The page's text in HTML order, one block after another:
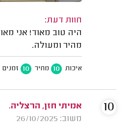
חוות דעת:
היה טוב מאוד! אני
מהיר ומעולה.
איכות 10 מחיר 10 זמנים
אמיתי חזן, הרצליה.
משוב: 26/10/2025
10